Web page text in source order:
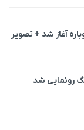
رونمایی شد